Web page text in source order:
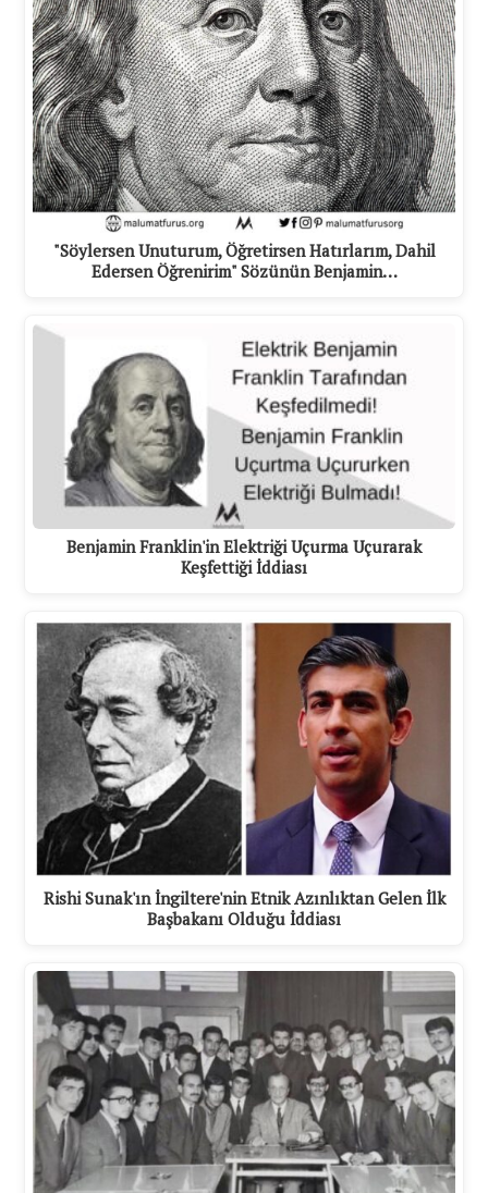
"Söylersen Unuturum, Öğretirsen Hatırlarım, Dahil
Edersen Öğrenirim" Sözünün Benjamin…
Benjamin Franklin'in Elektriği Uçurma Uçurarak
Keşfettiği İddiası
Rishi Sunak'ın İngiltere'nin Etnik Azınlıktan Gelen İlk
Başbakanı Olduğu İddiası